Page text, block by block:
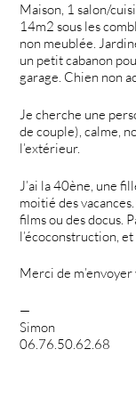
Maison, 1 salon/
14m2 sous les
non meublée.
un petit cabanon
garage. Chien non
Je cherche une
de couple), calme,
l’extérieur.
J’ai la 40ène, une
moitié des
films ou des docus.
l’écoconstruction,
Merci de
—
Simon
06.76.50.62.68